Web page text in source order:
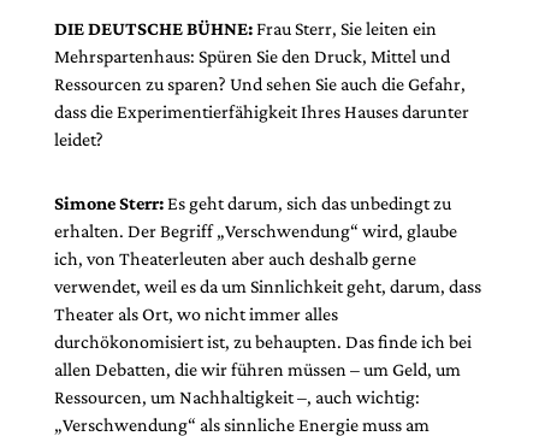
DIE DEUTSCHE BÜHNE:Frau Sterr, Sie leiten ein
Mehrspartenhaus: Spüren Sie den Druck, Mittel und
Ressourcen zu sparen? Und sehen Sie auch die Gefahr,
dass die Experimentierfähigkeit Ihres Hauses darunter
leidet?
Simone Sterr:Es geht darum, sich das unbedingt zu
erhalten. Der Begriff „Verschwendung“ wird, glaube
ich, von Theaterleuten aber auch deshalb gerne
verwendet, weil es da um Sinnlichkeit geht, darum, dass
Theater als Ort, wo nicht immer alles
durchökonomisiert ist, zu behaupten. Das finde ich bei
allen Debatten, die wir führen müssen – um Geld, um
Ressourcen, um Nachhaltigkeit –, auch wichtig:
„Verschwendung“ als sinnliche Energie muss am